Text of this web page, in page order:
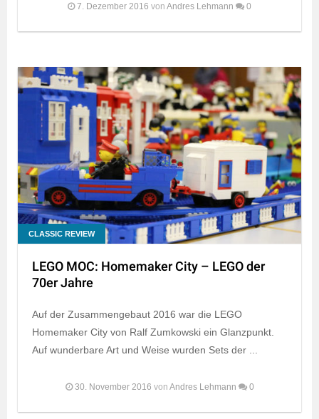
7. Dezember 2016 von Andres Lehmann 0
CLASSIC REVIEW
LEGO MOC: Homemaker City – LEGO der
70er Jahre
Auf der Zusammengebaut 2016 war die LEGO
Homemaker City von Ralf Zumkowski ein Glanzpunkt.
Auf wunderbare Art und Weise wurden Sets der ...
30. November 2016 von Andres Lehmann 0